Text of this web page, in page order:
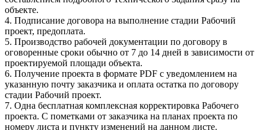
объекте.
4. Подписание договора на выполнение стадии Рабочий
проект, предоплата.
5. Производство рабочей документации по договору в
оговоренные сроки обычно от 7 до 14 дней в зависимости от
проектируемой площади объекта.
6. Получение проекта в формате PDF с уведомлением на
указанную почту заказчика и оплата остатка по договору
стадии Рабочий проект.
7. Одна бесплатная комплексная корректировка Рабочего
проекта. С пометками от заказчика на планах проекта по
номеру листа и пункту изменений на данном листе.